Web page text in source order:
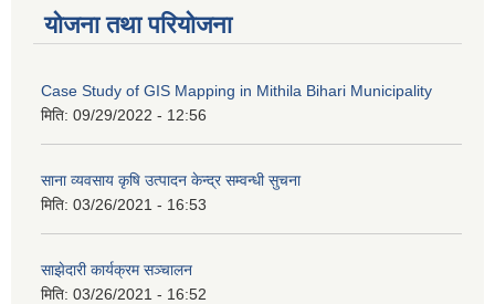
योजना तथा परियोजना
Case Study of GIS Mapping in Mithila Bihari Municipality
मिति: 09/29/2022 - 12:56
साना व्यवसाय कृषि उत्पादन केन्द्र सम्वन्धी सुचना
मिति: 03/26/2021 - 16:53
साझेदारी कार्यक्रम सञ्चालन
मिति: 03/26/2021 - 16:52